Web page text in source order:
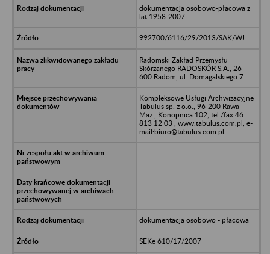
dokumentacja osobowo-płacowa z
lat 1958-2007
992700/6116/29/2013/SAK/WJ
Radomski Zakład Przemysłu
Skórzanego RADOSKÓR S.A., 26-
600 Radom, ul. Domagalskiego 7
Kompleksowe Usługi Archwizacyjne
Tabulus sp. z o.o., 96-200 Rawa
Maz., Konopnica 102, tel./fax 46
813 12 03 , www.tabulus.com.pl, e-
mail:biuro@tabulus.com.pl
dokumentacja osobowo - płacowa
SEKe 610/17/2007